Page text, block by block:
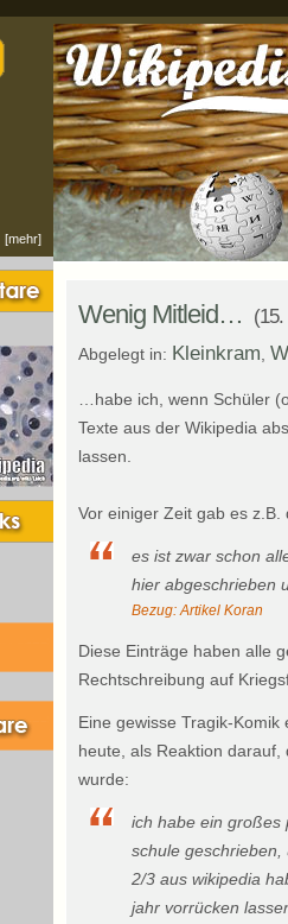
[mehr]
Wenig Mitleid…
Abgelegt in: Kleinkram
…habe ich, wenn Schüler
Texte aus der Wikipedia
lassen.
Vor einiger Zeit gab es z.B.
es ist zwar schon
hier abgeschrieben
Bezug: Artikel Koran
Diese Einträge haben alle
Rechtschreibung auf
Eine gewisse Tragik-
heute, als Reaktion darauf,
wurde:
ich habe ein großes
schule
2/3 aus wikipedia
jahr vorrücken